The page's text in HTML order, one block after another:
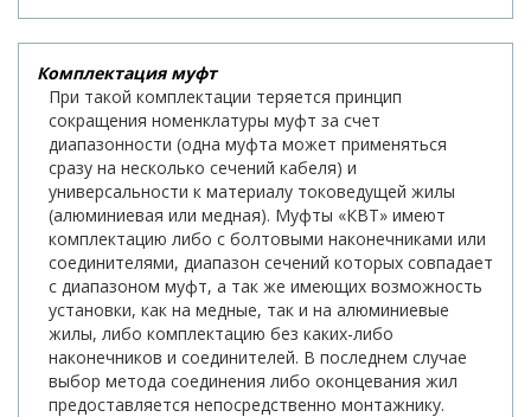
Комплектация муфт
При такой комплектации теряется принцип
сокращения номенклатуры муфт за счет
диапазонности (одна муфта может применяться
сразу на несколько сечений кабеля) и
универсальности к материалу токоведущей жилы
(алюминиевая или медная). Муфты «КВТ» имеют
комплектацию либо с болтовыми наконечниками или
соединителями, диапазон сечений которых совпадает
с диапазоном муфт, а так же имеющих возможность
установки, как на медные, так и на алюминиевые
жилы, либо комплектацию без каких-либо
наконечников и соединителей. В последнем случае
выбор метода соединения либо оконцевания жил
предоставляется непосредственно монтажнику.